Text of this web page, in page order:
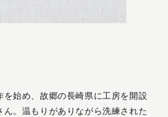
始め、故郷の長崎県に工房を開設
ん。温もりがありながら洗練された